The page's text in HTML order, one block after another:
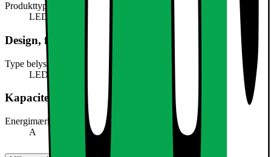
Produkttype
LED-lys
Design, form og placering
Type belysning
LED
Kapacitet, forbrug og strøm
Energimærke
A